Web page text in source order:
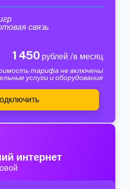
связь
1 450 рублей /в месяц
тарифа не включены
услуги и оборудование
интернет